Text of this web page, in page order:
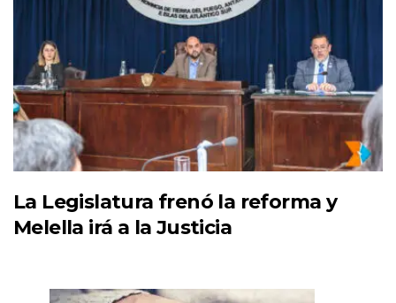
La Legislatura frenó la reforma y
Melella irá a la Justicia